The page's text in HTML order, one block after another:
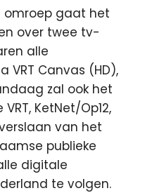
omroep gaat het
over twee tv-
alle
VRT Canvas (HD),
zal ook het
KetNet/Op12,
van het
publieke
digitale
te volgen.